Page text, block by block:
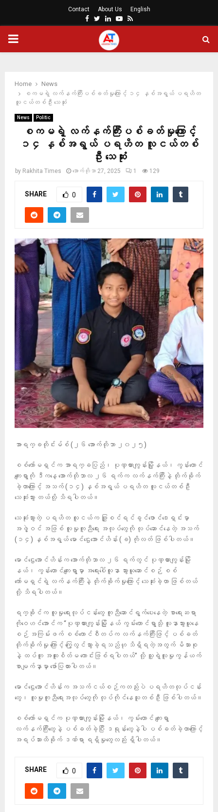
Contact About Us English
Facebook
Twitter
LinkedinYoutube
Rss
PRIMARY
Home
News
စကမရဲ့ လက်နက်ကြီးပစ်ခတ်မှုကြောင့် ၁၄ နှစ်အရွယ် ပရဟိတ
လူငယ်တစ်ဦး သေဆုံး
News Politic
စကမရဲ့ လက်နက်ကြီးပစ်ခတ်မှုကြောင့်
၁၄ နှစ်အရွယ် ပရဟိတ လူငယ်တစ်
ဦး သေဆုံး
by Rakhita Times အောက်တိုဘာ 27, 2025 1 129
SHARE 0
အာရက္ခတိုင်းမ်စ် (၂၆ အောက်တိုဘာ ၂၀၂၅)
စစ်ကော်မရှင်က အာရက္ခပြည်၊ ပုဏ္ဏားကျွန်းမြို့နယ်၊ ကွန်းတောင်
ကျေးရွာကို ဒီကနေ့ အောက်တိုဘာလ ၂၆ ရက်က လက်နက်ကြီးနဲ့ တိုက်ခိုက်
ခဲ့တာကြောင့် အသက် (၁၄) နှစ်အရွယ် ပရဟိတ လူငယ်တစ်ဦး
သေဆုံးသွား တယ်လို့ သိရပါတယ်။
သေဆုံးသွားတဲ့ ပရဟိတ လူငယ်က ဖြူစင်ရင်ခွင်ဖောင်ဒေးရှင်းမှာ
အဖွဲ့ဝင် အဖြစ် လူမှုကူညီရေး အလုပ်တွေကို လုပ်ဆောင်နေတဲ့ အသက်
(၁၄) နှစ်အရွယ် မောင်ဌေးအောင်ဟိန်း (ခ) ကိုလတ် ဖြစ်ပါတယ်။
မောင်ဌေးအောင်ဟိန်းက အောက်တိုဘာလ ၂၆ ရက်တွင် ပုဏ္ဏားကျွန်းမြို
နယ်၊ ကွန်းတောင်ကျေးရွာမှာ အရေးပေါ်လူနာ သွားယူဆောင်စဉ် စစ်
ကော်မရှင်ရဲ့ လက်နက်ကြီးနဲ့ တိုက်ခိုက်မှုကြောင့် သေဆုံးခဲ့တာ ဖြစ်တယ်
လို့ သိရပါတယ်။
ရက္ခိုင်က လူမှုရေးလုပ်ငန်းတွေ ကူညီဆောင်ရွက်ပေးနေတဲ့ စာရေးဆရာ
ကိုဝေဟင်အောင်က “ပုဏ္ဏားကျွန်းမြို့နယ် ကွမ်းတောင်ရွာသို့ လူနာသွားယူနေ
စဉ် အကြမ်းဖက် စစ်ကောင်စီတပ်က လက်နက်ကြီးဖြင့် ပစ်ခတ်
တိုက်ခိုက်မှု ကြောင့် ကြွေလွင်သွားခဲ့ရသည်ဟု သိရှိရတဲ့အတွက် မိသားစု
နဲ့ ထပ်တူ အထူးစိတ်မ ကောင်းဖြစ်ရပါတယ်” လို့ သူ့ရဲ့လူမှုကွန်ယက်
စာမျက်နှာမှာ ဖော်ပြထားပါတယ်။
မောင်ဌေးအောင်ဟိန်းက အသက်ငယ်စဉ်ကတည်းပဲ ပရဟိတလုပ်ငန်း
တွေ၊ လူမှုကူညီရေးအလုပ်တွေကို လုပ်ကိုင်နေသူတစ်ဦး ဖြစ်ပါတယ်။
စစ်ကော်မရှင်က ပုဏ္ဏားကျွန်းမြိုနယ်၊ ကွမ်းတောင် ကျေးရွာ
လက်နက်ကြီးတွေနဲ့ ပစ်ခတ်ခဲ့ပြီး ဒရုန်းတွေနဲ့ပါ ပစ်ခတ်ခဲ့တာကြောင့်
အရပ်သားထိခိုက် ဒဏ်ရာ ရရှိမှုတွေလည်း ရှိပါတယ်။
SHARE 0